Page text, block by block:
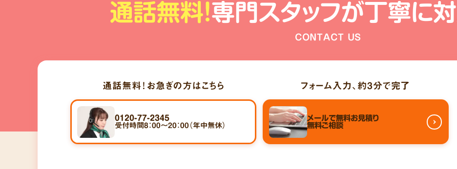
通話無料!専門スタッフが丁寧に
CONTACT US
通話無料！ お急ぎの方はこちら
0120-77-2345
受付時間8：00～20：00（年中無休）
フォーム入力、 約3分で完了
メールで無料お見積り
無料ご相談